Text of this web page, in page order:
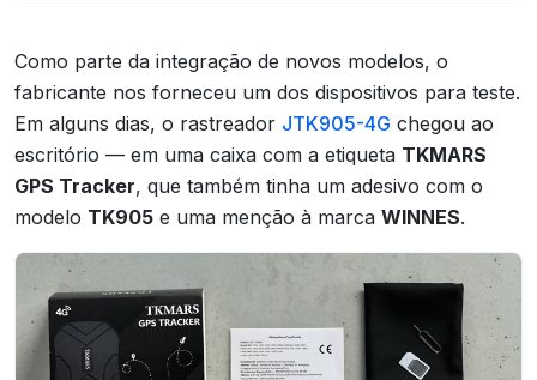
Como parte da integração de novos modelos, o
fabricante nos forneceu um dos dispositivos para teste.
Em alguns dias, o rastreador JTK905-4G chegou ao
escritório — em uma caixa com a etiqueta TKMARS
GPS Tracker, que também tinha um adesivo com o
modelo TK905 e uma menção à marca WINNES.